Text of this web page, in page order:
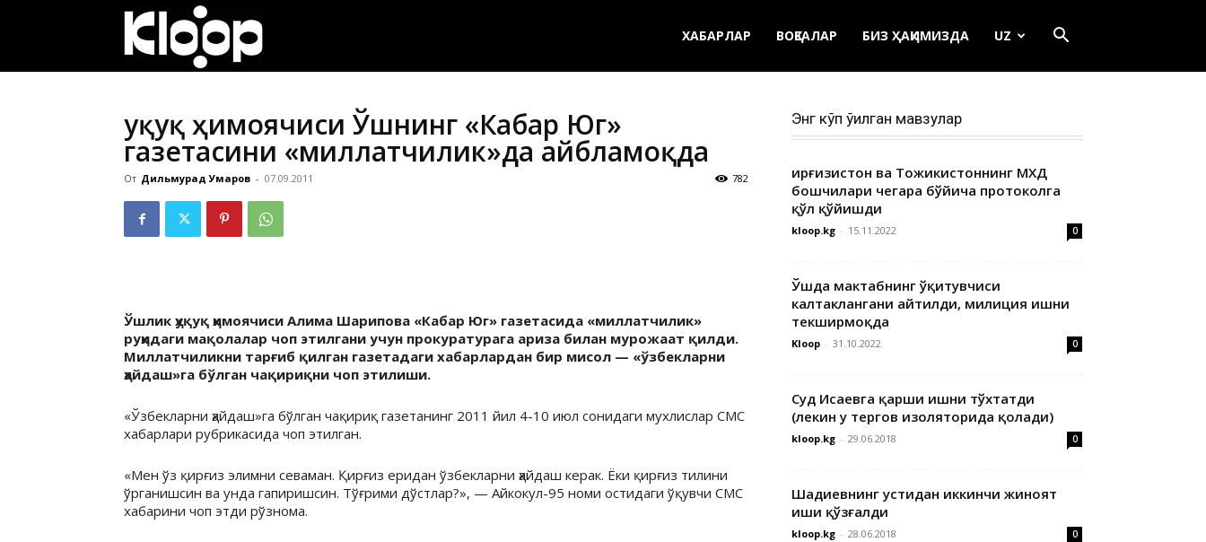
ЯНГИЛИКЛАРИ
ХАБАРЛАР ВОҚЕАЛАР БИЗ ҲАҚИМИЗДА UZ
Ҳуқуқ ҳимоячиси Ўшнинг «Кабар Юг»
газетасини «миллатчилик»да айбламоқда
От Дильмурад Умаров - 07.09.2011 782
Ўшлик ҳуқуқ ҳимоячиси Алима Шарипова «Кабар Юг» газетасида «миллатчилик»
руҳидаги мақолалар чоп этилгани учун прокуратурага ариза билан мурожаат қилди.
Миллатчиликни тарғиб қилган газетадаги хабарлардан бир мисол — «ўзбекларни
ҳайдаш»га бўлган чақириқни чоп этилиши.
«Ўзбекларни ҳайдаш»га бўлган чақириқ газетанинг 2011 йил 4-10 июл сонидаги мухлислар СМС
хабарлари рубрикасида чоп этилган.
«Мен ўз қирғиз элимни севаман. Қирғиз еридан ўзбекларни ҳайдаш керак. Ёки қирғиз тилини
ўрганишсин ва унда гапиришсин. Тўғрими дўстлар?», — Айкокул-95 номи остидаги ўқувчи СМС
хабарини чоп этди рўзнома.
Энг кўп ўқилган мавзулар
Қирғизистон ва Тожикистоннинг МХДҚ
бошчилари чегара бўйича протоколга
қўл қўйишди
kloop.kg - 15.11.2022 0
Ўшда мактабнинг ўқитувчиси
калтаклангани айтилди, милиция ишни
текширмоқда
Kloop - 31.10.2022 0
Суд Исаевга қарши ишни тўхтатди
(лекин у тергов изоляторида қолади)
kloop.kg - 29.06.2018 0
Шадиевнинг устидан иккинчи жиноят
иши қўзғалди
kloop.kg - 28.06.2018 0